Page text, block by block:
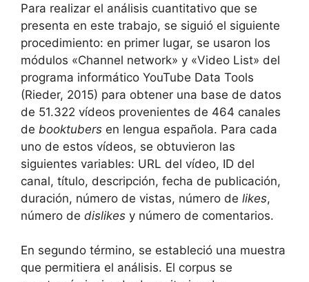
Para realizar el análisis cuantitativo que se
presenta en este trabajo, se siguió el siguiente
procedimiento: en primer lugar, se usaron los
módulos «Channel network» y «Video List» del
programa informático YouTube Data Tools
(Rieder, 2015) para obtener una base de datos
de 51.322 vídeos provenientes de 464 canales
de booktubers en lengua española. Para cada
uno de estos vídeos, se obtuvieron las
siguientes variables: URL del vídeo, ID del
canal, título, descripción, fecha de publicación,
duración, número de vistas, número de likes,
número de dislikes y número de comentarios.
En segundo término, se estableció una muestra
que permitiera el análisis. El corpus se